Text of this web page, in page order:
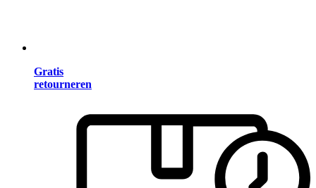
Gratis
retourneren